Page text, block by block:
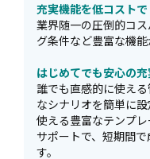
充実機能を低コストで
業界随一の圧倒的コ
グ条件など豊富な機能
はじめてでも安心の
誰でも直感的に使え
なシナリオを簡単に
使える豊富なテンプ
サポートで、短期間
す。